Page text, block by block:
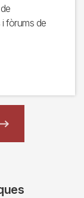
fòrums de